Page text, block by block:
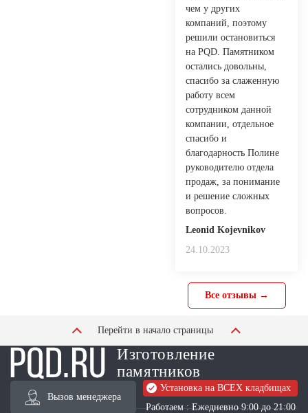
чем у других
компаний, поэтому
решили остановиться
на PQD. Памятником
остались довольны,
спасибо за слаженную
работу всем
сотрудником данной
компании, отдельное
спасибо и
благодарность Полине
руководителю отдела
продаж, за понимание
и решение сложных
вопросов.
Leonid Kojevnikov
24.10.2023
Все отзывы →
Перейти в начало страницы
Изготовление
памятников
Вызов менеджера
Установка на ВСЕХ кладбищах
Работаем : Ежедневно 9:00 до 21:00